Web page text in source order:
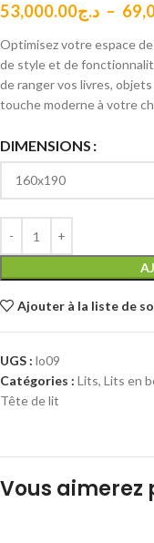
د.ج53,000.00 –
Optimisez votre espace
de style et de
de ranger vos livres,
touche moderne à votre
DIMENSIONS
Ajouter à la liste de
UGS : lo09
Catégories : Lits, Lits en
Tête de lit
Vous